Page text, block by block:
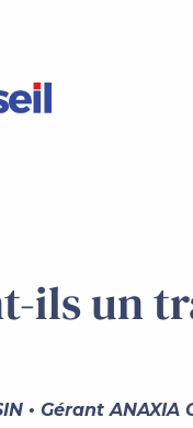
ils un
• Gérant ANAXIA